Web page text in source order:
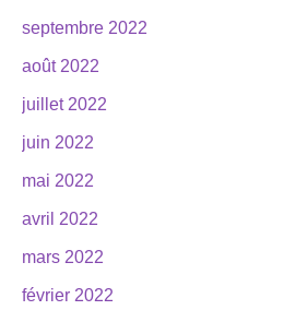
septembre 2022
août 2022
juillet 2022
juin 2022
mai 2022
avril 2022
mars 2022
février 2022